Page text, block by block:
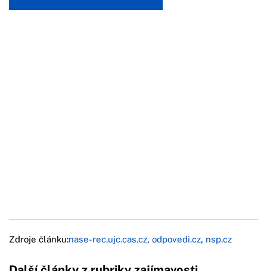
Zdroje článku:nase-rec.ujc.cas.cz, odpovedi.cz, nsp.cz